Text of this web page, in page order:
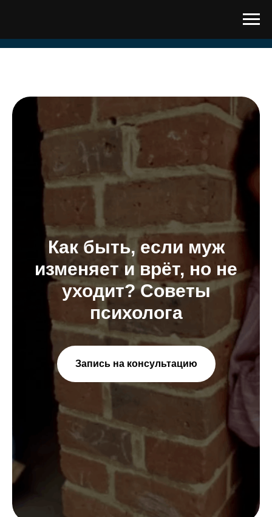
Как быть, если муж
изменяет и врёт, но не
уходит? Советы
психолога
Запись на консультацию